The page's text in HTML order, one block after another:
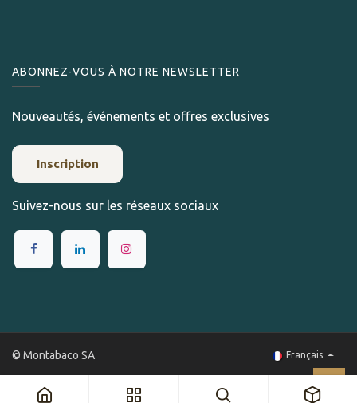
ABONNEZ-VOUS À NOTRE NEWSLETTER
Nouveautés, événements et offres exclusives
Inscription
Suivez-nous sur les réseaux sociaux
© Montabaco SA Français